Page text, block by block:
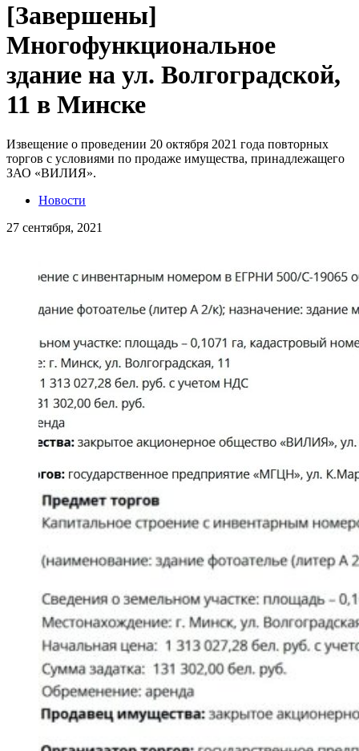
[Завершены]
Многофункциональное
здание на ул. Волгоградской,
11 в Минске
Извещение о проведении 20 октября 2021 года повторных
торгов с условиями по продаже имущества, принадлежащего
ЗАО «ВИЛИЯ».
Новости
27 сентября, 2021